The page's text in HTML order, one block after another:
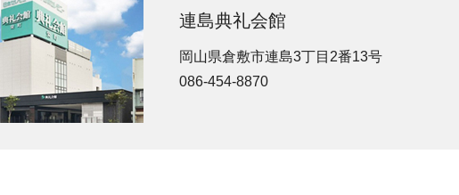
連島典礼会館
岡山県倉敷市連島3丁目2番13号
086-454-8870